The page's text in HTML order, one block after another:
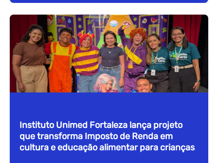
Instituto Unimed Fortaleza lança projeto
que transforma Imposto de Renda em
cultura e educação alimentar para crianças